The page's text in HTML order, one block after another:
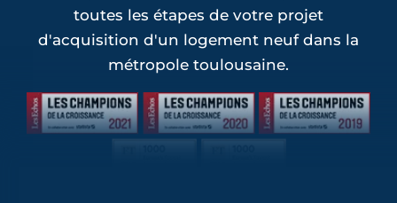
toutes les étapes de votre projet
d'acquisition d'un logement neuf dans la
métropole toulousaine.